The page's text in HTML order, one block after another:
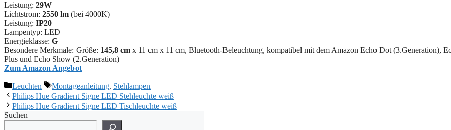
Leistung: 29W
Lichtstrom: 2550 lm (bei 4000K)
Leistung: IP20
Lampentyp: LED
Energieklasse: G
Besondere Merkmale: Größe: 145,8 cm x 11 cm x 11 cm, Bluetooth-Beleuchtung, kompatibel mit dem Amazon Echo Dot (3.Generation),
Plus und Echo Show (2.Generation)
Zum Amazon Angebot
Kategorien
Leuchten Schlagwörter
Montageanleitung, Stehlampen
Philips Hue Gradient Signe LED Stehleuchte weiß
Philips Hue Gradient Signe LED Tischleuchte weiß
Suchen